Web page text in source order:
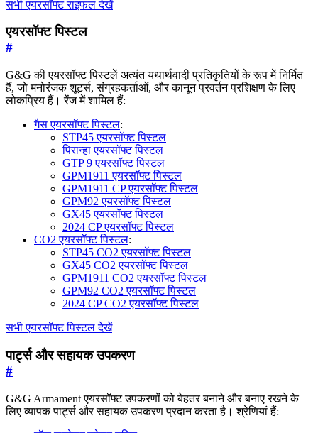
सभी एयरसॉफ्ट राइफल देखें
एयरसॉफ्ट पिस्टल
#
G&G की एयरसॉफ्ट पिस्टलें अत्यंत यथार्थवादी प्रतिकृतियों के रूप में निर्मित
हैं, जो मनोरंजक शूटर्स, संग्रहकर्ताओं, और कानून प्रवर्तन प्रशिक्षण के लिए
लोकप्रिय हैं। रेंज में शामिल हैं:
गैस एयरसॉफ्ट पिस्टल:
STP45 एयरसॉफ्ट पिस्टल
पिरान्हा एयरसॉफ्ट पिस्टल
GTP 9 एयरसॉफ्ट पिस्टल
GPM1911 एयरसॉफ्ट पिस्टल
GPM1911 CP एयरसॉफ्ट पिस्टल
GPM92 एयरसॉफ्ट पिस्टल
GX45 एयरसॉफ्ट पिस्टल
2024 CP एयरसॉफ्ट पिस्टल
CO2 एयरसॉफ्ट पिस्टल:
STP45 CO2 एयरसॉफ्ट पिस्टल
GX45 CO2 एयरसॉफ्ट पिस्टल
GPM1911 CO2 एयरसॉफ्ट पिस्टल
GPM92 CO2 एयरसॉफ्ट पिस्टल
2024 CP CO2 एयरसॉफ्ट पिस्टल
सभी एयरसॉफ्ट पिस्टल देखें
पार्ट्स और सहायक उपकरण
#
G&G Armament एयरसॉफ्ट उपकरणों को बेहतर बनाने और बनाए रखने के
लिए व्यापक पार्ट्स और सहायक उपकरण प्रदान करता है। श्रेणियां हैं: